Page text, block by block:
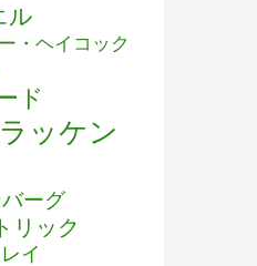
ル
・ヘイコック
ド
ッケン
ーグ
リック
イ